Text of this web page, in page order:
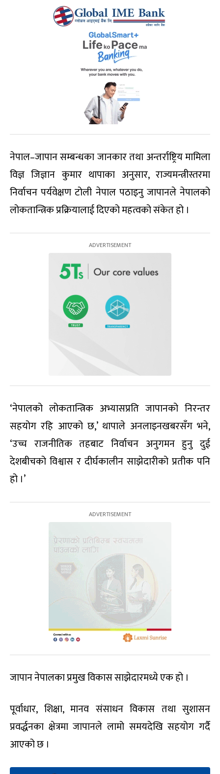
नेपाल–जापान सम्बन्धका जानकार तथा अन्तर्राष्ट्रिय मामिला
विज्ञ जिज्ञान कुमार थापाका अनुसार, राज्यमन्त्रीस्तरमा
निर्वाचन पर्यवेक्षण टोली नेपाल पठाइनु जापानले नेपालको
लोकतान्त्रिक प्रक्रियालाई दिएको महत्वको संकेत हो ।
‘नेपालको लोकतान्त्रिक अभ्यासप्रति जापानको निरन्तर
सहयोग रहि आएको छ,’ थापाले अनलाइनखबरसँग भने,
‘उच्च राजनीतिक तहबाट निर्वाचन अनुगमन हुनु दुई
देशबीचको विश्वास र दीर्घकालीन साझेदारीको प्रतीक पनि
हो ।’
जापान नेपालका प्रमुख विकास साझेदारमध्ये एक हो ।
पूर्वाधार, शिक्षा, मानव संसाधन विकास तथा सुशासन
प्रवर्द्धनका क्षेत्रमा जापानले लामो समयदेखि सहयोग गर्दै
आएको छ ।